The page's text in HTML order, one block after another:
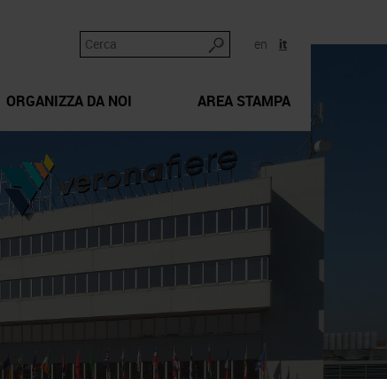
en it
ORGANIZZA DA NOI AREA STAMPA